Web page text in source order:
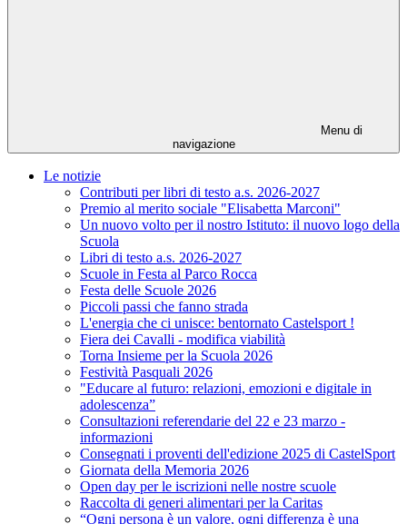
Menu di
navigazione
Le notizie
Contributi per libri di testo a.s. 2026-2027
Premio al merito sociale "Elisabetta Marconi"
Un nuovo volto per il nostro Istituto: il nuovo logo della
Scuola
Libri di testo a.s. 2026-2027
Scuole in Festa al Parco Rocca
Festa delle Scuole 2026
Piccoli passi che fanno strada
L'energia che ci unisce: bentornato Castelsport !
Fiera dei Cavalli - modifica viabilità
Torna Insieme per la Scuola 2026
Festività Pasquali 2026
"Educare al futuro: relazioni, emozioni e digitale in
adolescenza”
Consultazioni referendarie del 22 e 23 marzo -
informazioni
Consegnati i proventi dell'edizione 2025 di CastelSport
Giornata della Memoria 2026
Open day per le iscrizioni nelle nostre scuole
Raccolta di generi alimentari per la Caritas
“Ogni persona è un valore, ogni differenza è una